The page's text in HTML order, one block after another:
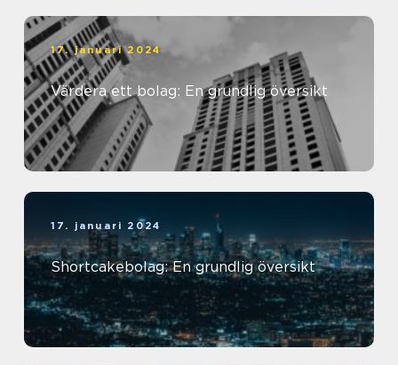
17. januari 2024
Värdera ett bolag: En grundlig översikt
17. januari 2024
Shortcakebolag: En grundlig översikt